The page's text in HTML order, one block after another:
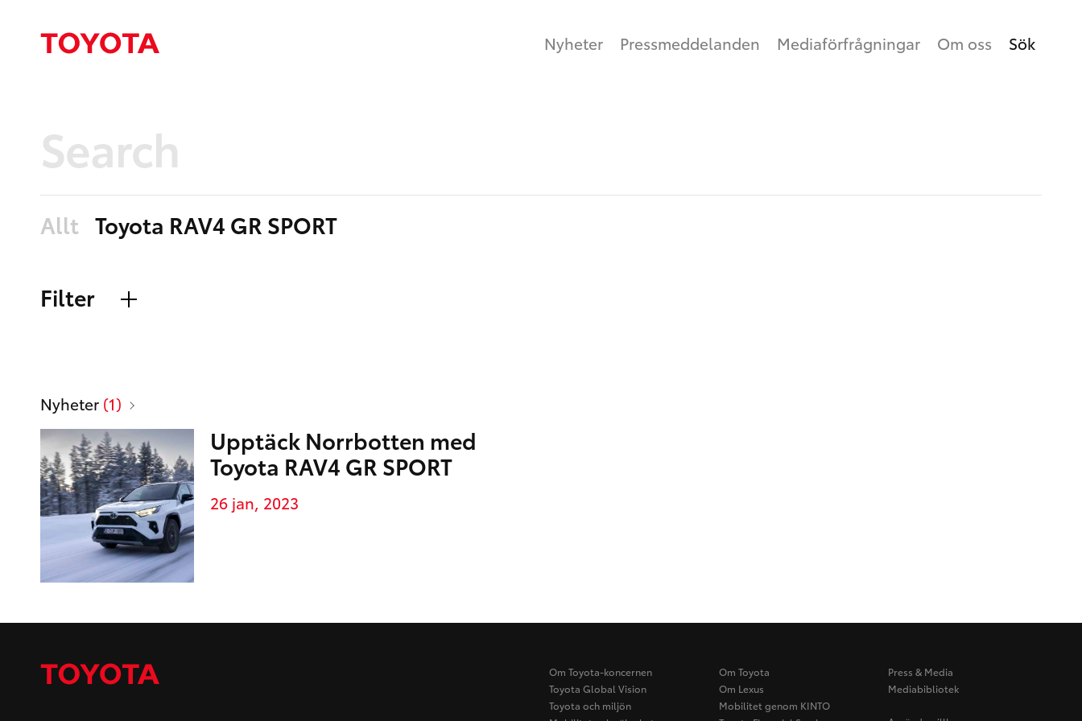
Nyheter Pressmeddelanden Mediaförfrågningar Om oss Sök
Allt Toyota RAV4 GR SPORT
Filter
Sidor
Nyheter (1)
Upptäck Norrbotten med
Toyota RAV4 GR SPORT
26 jan, 2023
Om Toyota-koncernen
Toyota Global Vision
Toyota och miljön
Om Toyota
Om Lexus
Mobilitet genom KINTO
Press & Media
Mediabibliotek